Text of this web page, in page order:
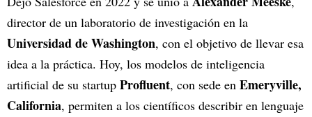
director de un laboratorio de investigación en la
Universidad de Washington, con el objetivo de llevar esa
idea a la práctica. Hoy, los modelos de inteligencia
artificial de su startup Profluent, con sede en Emeryville,
California, permiten a los científicos describir en lenguaje